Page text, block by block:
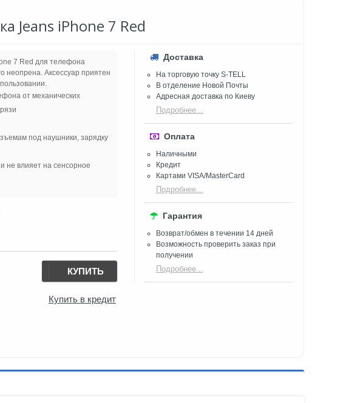
Jeans iPhone 7 Red
7 Red для телефона
неопрена. Аксессуар приятен
от механических
под наушники, зарядку
не влияет на сенсорное
КУПИТЬ
Купить в кредит
Доставка
На торговую точку S-TELL
В отделение Новой Почты
Адресная доставка по Киеву
Подробнее...
Оплата
Наличными
Кредит
Картами VISA/MasterCard
Подробнее...
Гарантия
Возврат/обмен в течении 14 дней
Возможность проверить заказ при
получении​
Подробнее...